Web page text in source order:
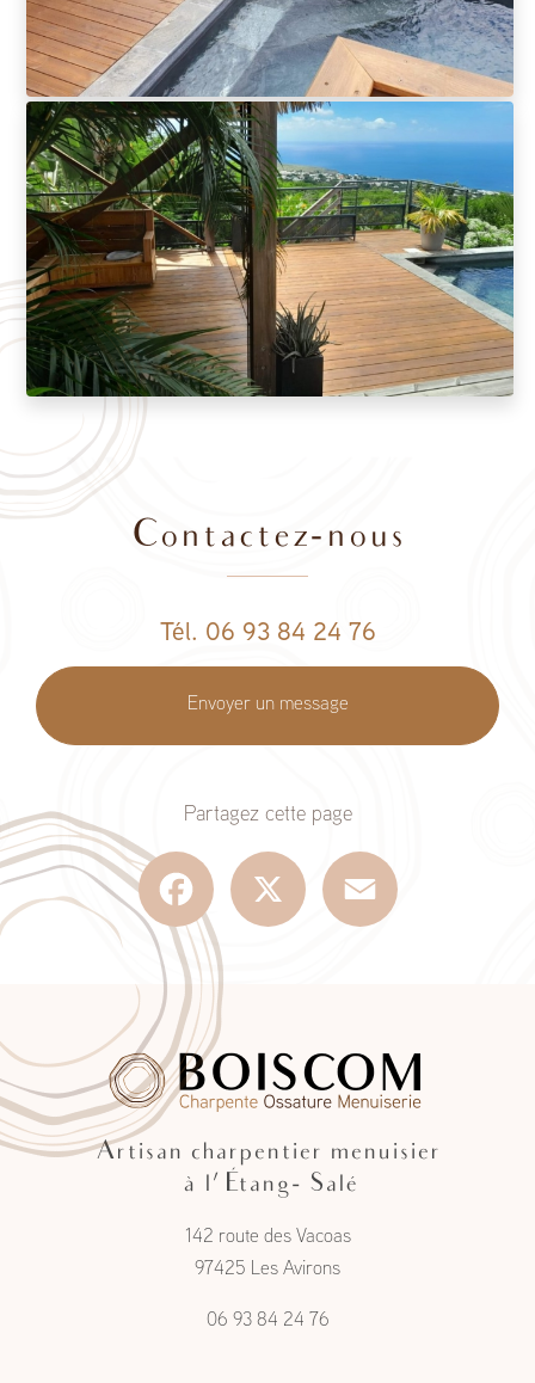
Contactez-nous
Tél. 06 93 84 24 76
Envoyer un message
Partagez cette page
Facebook
Artisan charpentier menuisier
à l'Étang- Salé
142 route des Vacoas
97425 Les Avirons
06 93 84 24 76